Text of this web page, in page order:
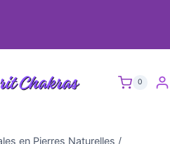
0
en Pierres Naturelles /